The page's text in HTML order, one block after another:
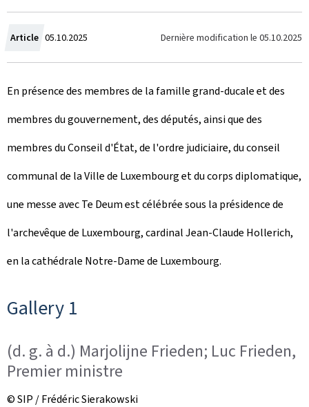
Article C
r
é
e
l
e
05.10.2025 Dernière modification le 05.10.2025
En présence des membres de la famille grand-ducale et des
membres du gouvernement, des députés, ainsi que des
membres du Conseil d'État, de l'ordre judiciaire, du conseil
communal de la Ville de Luxembourg et du corps diplomatique,
une messe avec Te Deum est célébrée sous la présidence de
l'archevêque de Luxembourg, cardinal Jean-Claude Hollerich,
en la cathédrale Notre-Dame de Luxembourg.
Gallery 1
(d. g. à d.) Marjolijne Frieden; Luc Frieden,
Premier ministre
© SIP / Frédéric Sierakowski